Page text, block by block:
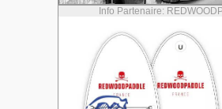
Info Partenaire: